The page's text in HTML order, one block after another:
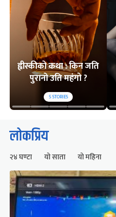
ह्वीस्कीको कथा : किन जति
पुरानो उति महंगो ?
5STORIES
लोकप्रिय
२४ घण्टा यो साता यो महिना